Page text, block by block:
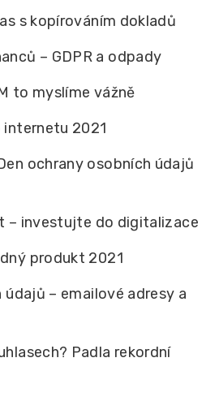
s kopírováním dokladů
– GDPR a odpady
to myslíme vážně
internetu 2021
ochrany osobních údajů
– investujte do digitalizace
produkt 2021
– emailové adresy a
Padla rekordní